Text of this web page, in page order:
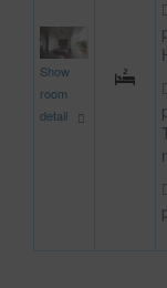
Show
room
detail